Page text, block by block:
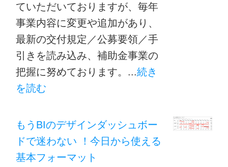
ていただいておりますが、毎年
事業内容に変更や追加があり、
最新の交付規定／公募要領／手
引きを読み込み、補助金事業の
把握に努めております。...続き
を読む
もうBIのデザインダッシュボー
ドで迷わない ！今日から使える
基本フォーマット